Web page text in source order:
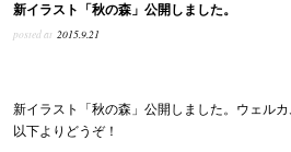
新イラスト「秋の森」公開しました。
posted at 2015.9.21
新イラスト「秋の森」公開しました。ウェルカ
以下よりどうぞ！